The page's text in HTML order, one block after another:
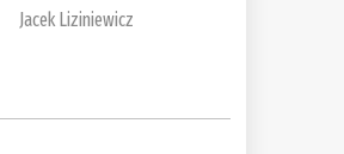
Jacek Liziniewicz